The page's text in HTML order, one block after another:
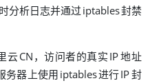
分析日志并通过 iptables封禁
云CN ，访问者的真实 IP地址
务器上使用 iptables进行IP封